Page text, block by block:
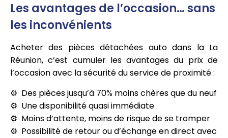
Les avantages de l’occasion… sans
les inconvénients
Acheter des pièces détachées auto dans la La
Réunion, c’est cumuler les avantages du prix de
l’occasion avec la sécurité du service de proximité :
Des pièces jusqu’à 70% moins chères que du neuf
Une disponibilité quasi immédiate
Moins d’attente, moins de risque de se tromper
Possibilité de retour ou d’échange en direct avec